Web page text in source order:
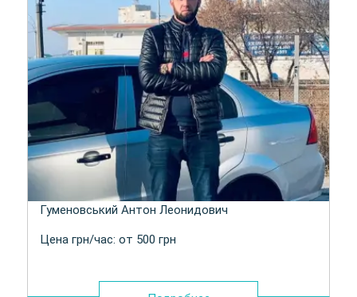
Гуменовський Антон Леонидович
Цена грн/час: от 500 грн